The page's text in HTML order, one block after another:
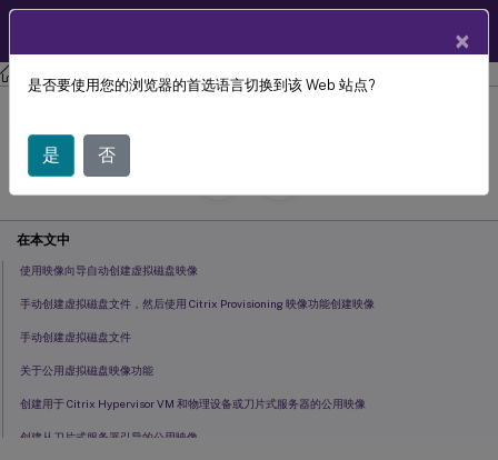
Citrix Provisioning Citrix Provisioning 2212
虚拟磁盘
July 29, 2024
C
在本文中
使用映像向导自动创建虚拟磁盘映像
手动创建虚拟磁盘文件，然后使用 Citrix Provisioning 映像功能创建映像
手动创建虚拟磁盘文件
关于公用虚拟磁盘映像功能
创建用于 Citrix Hypervisor VM 和物理设备或刀片式服务器的公用映像
创建从刀片式服务器引导的公用映像
×
是否要使用您的浏览器的首选语言切换到该 Web 站点?
是 否